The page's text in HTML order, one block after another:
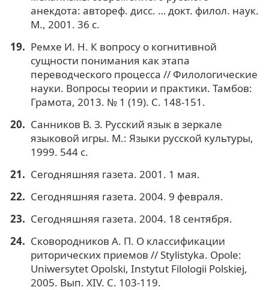
анекдота: автореф. дисс. … докт. филол. наук.
М., 2001. 36 с.
Ремхе И. Н. К вопросу о когнитивной
сущности понимания как этапа
переводческого процесса // Филологические
науки. Вопросы теории и практики. Тамбов:
Грамота, 2013. № 1 (19). С. 148-151.
Санников В. З. Русский язык в зеркале
языковой игры. М.: Языки русской культуры,
1999. 544 с.
Сегодняшняя газета. 2001. 1 мая.
Сегодняшняя газета. 2004. 9 февраля.
Сегодняшняя газета. 2004. 18 сентября.
Сковородников А. П. О классификации
риторических приемов // Stylistyka. Opole:
Uniwersytet Opolski, Instytut Filologii Polskiej,
2005. Вып. XIV. С. 103-119.